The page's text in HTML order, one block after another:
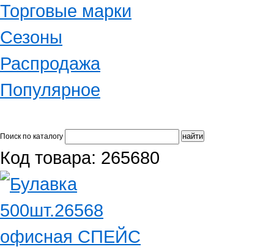
Торговые марки
Сезоны
Распродажа
Популярное
Поиск по каталогу
Код товара: 265680